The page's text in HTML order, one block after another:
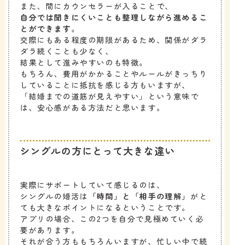
また、間にカウンセラーが入ることで、
自分では聞きにくいことも整理しながら進めるこ
とができます。
交際にもある程度の期限があるため、関係がダラ
ダラ続くことも少なく、
結果として進みやすいのも特徴。
もちろん、費用がかかることやルールがきっちり
していることに抵抗を感じる方もいますが、
「結婚までの道筋が見えやすい」という意味で
は、安心感がある方法だと思います。
シングルの方にとって大きな違い
実際にサポートしていて感じるのは、
シングルの婚活は
「時間」と「相手の理解」 がと
ても大きなポイントになるということです。
アプリの場合、この2つを自分で見極めていく必
要があります。
それが合う方ももちろんいますが、忙しい中で続